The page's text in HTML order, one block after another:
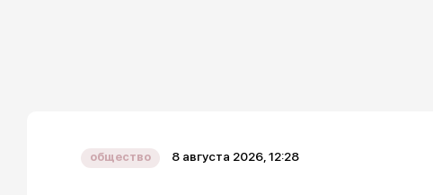
общество 8 августа 2026, 12:28